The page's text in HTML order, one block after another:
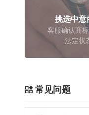
挑选中意
客服确认商
法定状
常见问题